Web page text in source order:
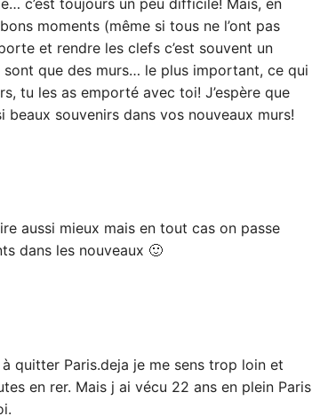
moments (même si tous ne l’ont pas
et rendre les clefs c’est souvent un
que des murs… le plus important, ce qui
tu les as emporté avec toi! J’espère que
beaux souvenirs dans vos nouveaux murs!
aussi mieux mais en tout cas on passe
dans les nouveaux 🙂
quitter Paris.deja je me sens trop loin et
en rer. Mais j ai vécu 22 ans en plein Paris